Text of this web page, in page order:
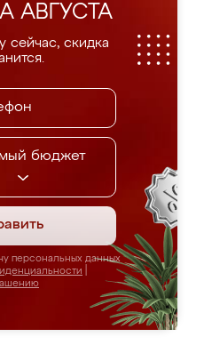
АВГУСТА
сейчас, скидка
бюджет
персональных данных